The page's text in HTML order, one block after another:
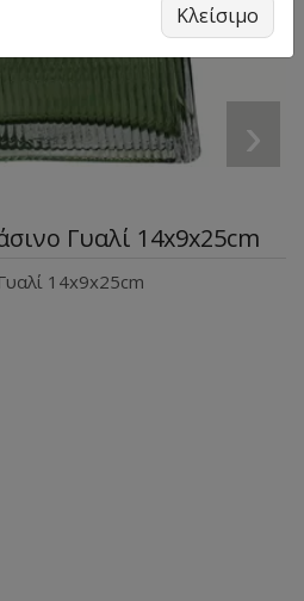
›
Γυαλί 14x9x25cm
14x9x25cm
Κλείσιμο